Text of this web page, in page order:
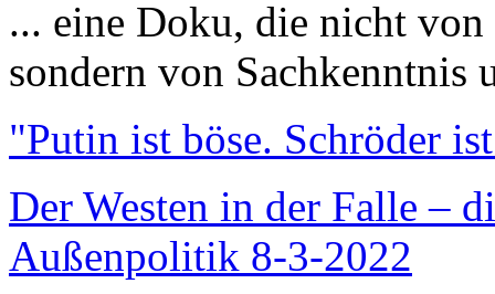
... eine Doku, die nicht
sondern von Sachkenntnis
"Putin ist böse. Schröder
Der Westen in der Falle –
Außenpolitik 8-3-2022